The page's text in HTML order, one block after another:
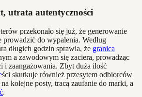
utrata autentyczności
przekonało się już, że generowanie
prowadzić do wypalenia. Według
długich godzin sprawia, że granica
a zawodowym się zaciera, prowadząc
i zaangażowania. Zbyt duża ilość
ści skutkuje również przesytem odbiorców
kolejne posty, tracą zaufanie do marki, a
.